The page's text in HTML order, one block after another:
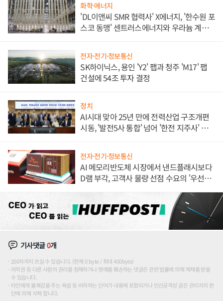
화학·에너지
'DL이앤씨 SMR 협력사' X에너지, '한수원 포
스코 동맹' 센트러스에너지와 우라늄 계약
전자·전기·정보통신
SK하이닉스, 용인 'Y2' 팹과 청주 'M17' 팹
건설에 54조 투자 결정
정치
AI시대 맞아 25년 만에 전력산업 구조개편
시동, '발전5사 통합' 넘어 '한전 지주사' 재편
전자·전기·정보통신
AI 메모리반도체 시장에서 낸드플래시보다
D램 부각, 고객사 물량 선점 수요의 '우선순
기사댓글0개
200자까지 쓰실 수 있습니다. (현재 0 byte / 최대 400byte)
저작권 등 다른 사람의 권리를 침해하거나 명예를 훼손하는 댓글은 관련 법률에 의해 제재를 받을
수 있습니다.
타인에게 불쾌감을 주는 욕설 등 비하하는 단어가 내용에 포함되거나 인신공격성 글은 관리자의 판
단에 의해 삭제 합니다.